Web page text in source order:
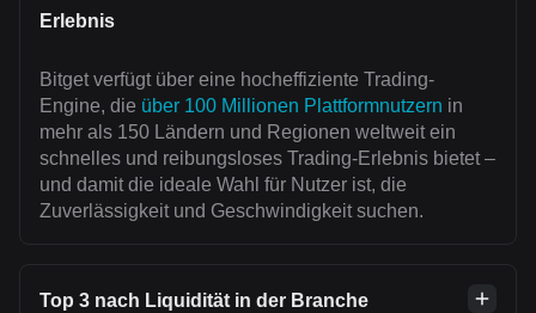
Erlebnis
Bitget verfügt über eine hocheffiziente Trading-
Engine, die über 100 Millionen Plattformnutzern in
mehr als 150 Ländern und Regionen weltweit ein
schnelles und reibungsloses Trading-Erlebnis bietet –
und damit die ideale Wahl für Nutzer ist, die
Zuverlässigkeit und Geschwindigkeit suchen.
Top 3 nach Liquidität in der Branche